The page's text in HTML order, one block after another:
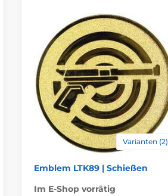
Varianten (2)
Emblem LTK89 | Schießen
Im E-Shop vorrätig